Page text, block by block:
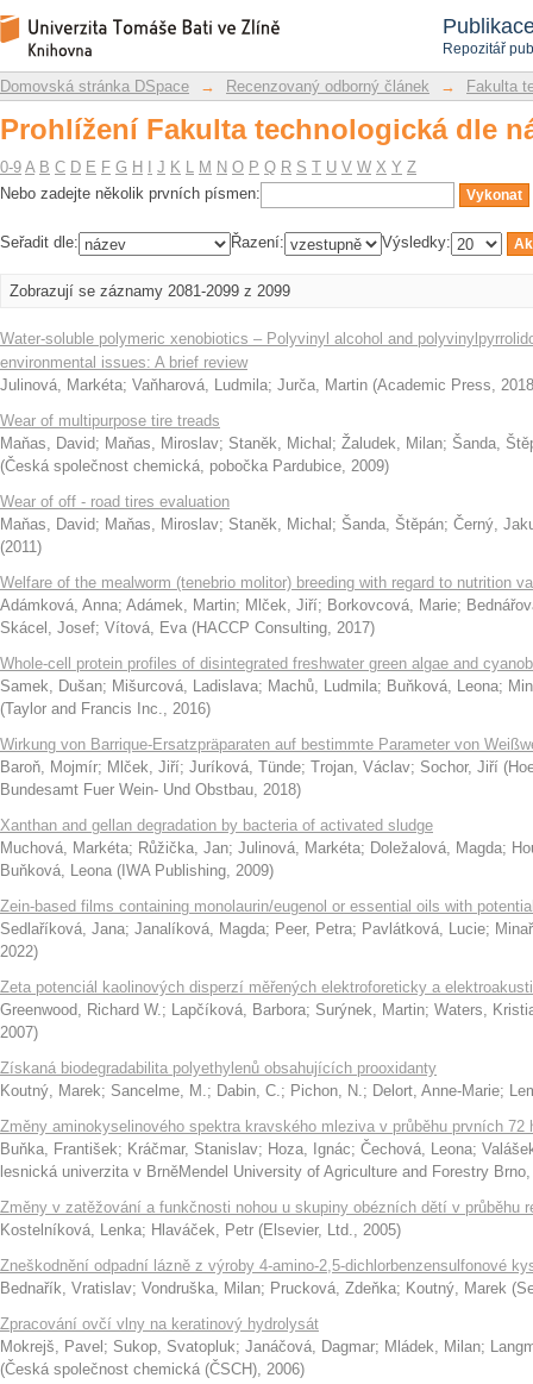
Repozitář
Prohlížení Fakulta technologická dle
Repozitář DSpace/Manakin
Domovská stránka DSpace → Recenzovaný odborný článek → Fakulta
Prohlížení Fakulta technologická dle
0-9 A B C D E F G H J K L M N O P Q R S T U V W X Y Z
Nebo zadejte několik prvních písmen:
Seřadit dle: Řazení: Výsledky:
Zobrazují se záznamy 2081-2099 z 2099
Water-soluble polymeric xenobiotics – Polyvinyl alcohol and
environmental issues: A brief review
Julinová, Markéta; Vaňharová, Ludmila; Jurča, Martin (Academic Press, 2018
Wear of multipurpose tire treads
Maňas, David; Maňas, Miroslav; Staněk, Michal ; Žaludek, Milan; Šanda,
(Česká společnost chemická, pobočka Pardubice, 2009)
Wear of off - road tires evaluation
Maňas, David; Maňas, Miroslav; Staněk, Michal ; Šanda, Štěpán; Černý,
(2011)
Welfare of the mealworm (tenebrio molitor) breeding with regard to nutrition
Adámková, Anna; Adámek, Martin; Mlček, Jiří; Borkovcová, Marie;
Skácel, Josef; Vítová, Eva (HACCP Consulting, 2017)
Whole-cell protein profiles of disintegrated freshwater green algae and
Samek, Dušan; Mišurcová, Ladislava; Machů, Ludmila; Buňková, Leona;
(Taylor and Francis Inc., 2016)
Wirkung von Barrique-Ersatzpräparaten auf bestimmte Parameter von
Baroň, Mojmír; Mlček, Jiří; Juríková, Tünde; Trojan, Václav; Sochor, Jiří (
Bundesamt Fuer Wein- Und Obstbau, 2018)
Xanthan and gellan degradation by bacteria of activated sludge
Muchová, Markéta; Růžička, Jan; Julinová, Markéta; Doležalová, Magda;
Buňková, Leona ( IWA Publishing, 2009)
Zein-based films containing monolaurin/eugenol or essential oils with
Sedlaříková, Jana; Janalíková, Magda; Peer, Petra; Pavlátková, Lucie;
2022)
Zeta potenciál kaolinových disperzí měřených elektroforeticky a
Greenwood, Richard W.; Lapčíková, Barbora; Surýnek, Martin; Waters,
2007)
Získaná biodegradabilita polyethylenů obsahujících prooxidanty
Koutný, Marek; Sancelme, M.; Dabin, C.; Pichon, N.; Delort, Anne-Marie;
Změny aminokyselinového spektra kravského mleziva v průběhu prvních 72
Buňka, František; Kráčmar, Stanislav; Hoza, Ignác; Čechová, Leona;
lesnická univerzita v BrněMendel University of Agriculture and Forestry Brno
Změny v zatěžování a funkčnosti nohou u skupiny obézních dětí v průběhu
Kostelníková, Lenka; Hlaváček, Petr (Elsevier, Ltd., 2005)
Zneškodnění odpadní lázně z výroby 4-amino-2,5-dichlorbenzensulfonové
Bednařík, Vratislav; Vondruška, Milan; Prucková, Zdeňka; Koutný, Marek (
Zpracování ovčí vlny na keratinový hydrolysát
Mokrejš, Pavel ; Sukop, Svatopluk; Janáčová, Dagmar; Mládek, Milan;
(Česká společnost chemická (ČSCH), 2006)